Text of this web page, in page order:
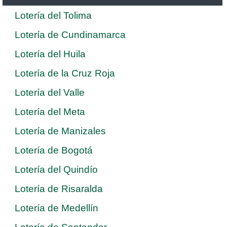
Lotería del Tolima
Lotería de Cundinamarca
Lotería del Huila
Lotería de la Cruz Roja
Lotería del Valle
Lotería del Meta
Lotería de Manizales
Lotería de Bogotá
Lotería del Quindío
Lotería de Risaralda
Lotería de Medellín